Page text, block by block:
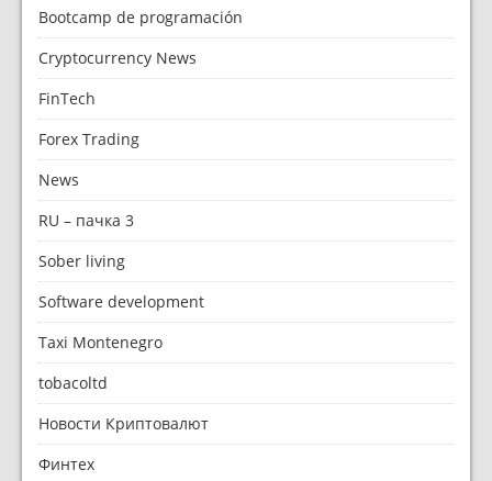
Bootcamp de programación
Cryptocurrency News
FinTech
Forex Trading
News
RU – пачка 3
Sober living
Software development
Taxi Montenegro
tobacoltd
Новости Криптовалют
Финтех